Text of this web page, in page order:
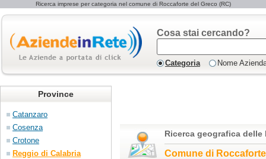
Ricerca imprese per categoria nel comune di Roccaforte del Greco (RC)
Cosa stai cercando?
Categoria Nome
Province
Catanzaro
Cosenza
Crotone
Reggio di Calabria
Ricerca geografica delle
Comune di